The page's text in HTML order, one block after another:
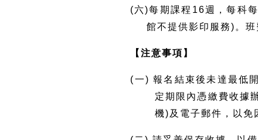
(六)每期課程16週，每科
館不提供影印服務)。
【注意事項】
(一) 報名結束後未達最低
定期限內憑繳費收據
機)及電子郵件，以免